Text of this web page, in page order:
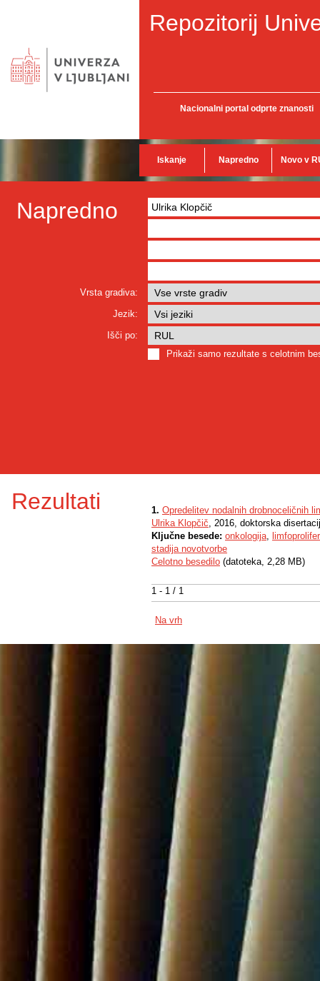
Repozitorij
Nacionalni portal odprte znanosti
Iskanje Napredno Novo v
Napredno
Vrsta gradiva:
Jezik:
Išči po:
Prikaži samo rezultate s celotnim
Rezultati
1 - 1 / 1
1. Opredelitev nodalnih drobnoceličnih
Ulrika Klopčič, 2016, doktorska
Ključne besede: onkologija,
stadija novotvorbe
Celotno besedilo (datoteka, 2,28 MB)
Na vrh